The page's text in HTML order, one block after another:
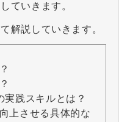
ていきます。
解説していきます。
実践スキルとは？
上させる具体的な